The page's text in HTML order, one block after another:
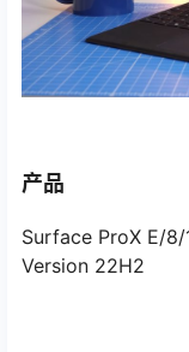
产品
Surface ProX E/8/
Version 22H2